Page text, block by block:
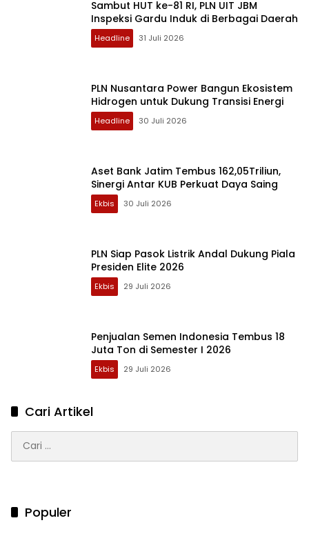
Sambut HUT ke-81 RI, PLN UIT JBM
Inspeksi Gardu Induk di Berbagai Daerah
Headline 31 Juli 2026
PLN Nusantara Power Bangun Ekosistem
Hidrogen untuk Dukung Transisi Energi
Headline 30 Juli 2026
Aset Bank Jatim Tembus 162,05Triliun,
Sinergi Antar KUB Perkuat Daya Saing
Ekbis 30 Juli 2026
PLN Siap Pasok Listrik Andal Dukung Piala
Presiden Elite 2026
Ekbis 29 Juli 2026
Penjualan Semen Indonesia Tembus 18
Juta Ton di Semester I 2026
Ekbis 29 Juli 2026
Cari Artikel
untuk:
Populer